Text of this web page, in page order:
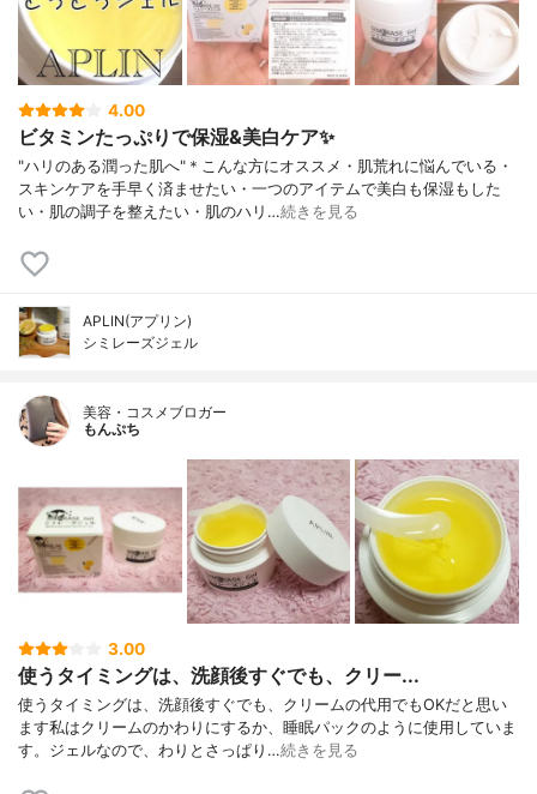
4.00
ビタミンたっぷりで保湿&美白ケア✨
"ハリのある潤った肌へ"＊こんな方にオススメ・肌荒れに悩んでいる・
スキンケアを手早く済ませたい・一つのアイテムで美白も保湿もした
い・肌の調子を整えたい・肌のハリ…続きを見る
APLIN(アプリン)
シミレーズジェル
美容・コスメブロガー
もんぷち
3.00
使うタイミングは、洗顔後すぐでも、クリー...
使うタイミングは、洗顔後すぐでも、クリームの代用でもOKだと思い
ます私はクリームのかわりにするか、睡眠パックのように使用していま
す。ジェルなので、わりとさっぱり…続きを見る